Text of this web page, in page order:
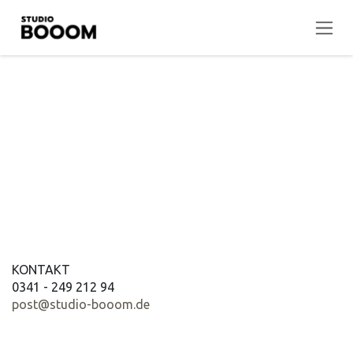
KONTAKT
0341 - 249 212 94
post@studio-booom.de